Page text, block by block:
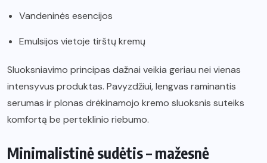
Vandeninės esencijos
Emulsijos vietoje tirštų kremų
Sluoksniavimo principas dažnai veikia geriau nei vienas
intensyvus produktas. Pavyzdžiui, lengvas raminantis
serumas ir plonas drėkinamojo kremo sluoksnis suteiks
komfortą be perteklinio riebumo.
Minimalistinė sudėtis – mažesnė